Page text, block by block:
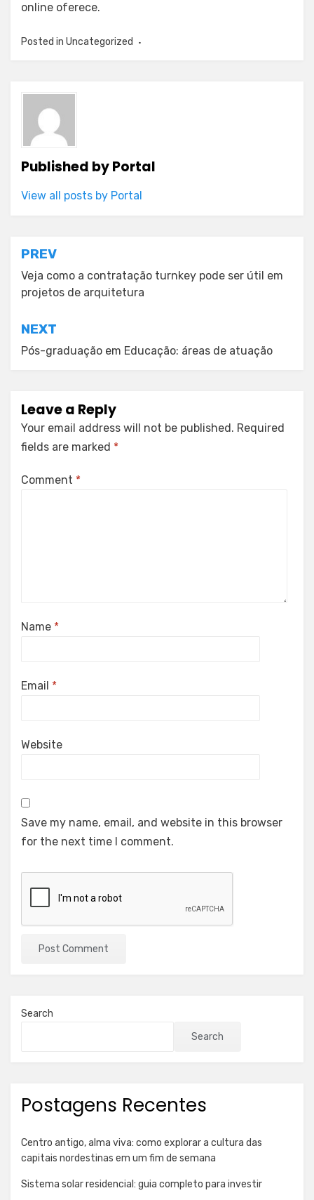
online oferece.
Posted in Uncategorized
Published byPortal
View all posts by Portal
Post
navigation
PREV
Veja como a contratação turnkey pode ser útil em
projetos de arquitetura
NEXT
Pós-graduação em Educação: áreas de atuação
Leave a Reply
Your email address will not be published. Required
fields are marked *
Comment *
Name *
Email *
Website
Save my name, email, and website in this browser
for the next time I comment.
Search
Search
Postagens Recentes
Centro antigo, alma viva: como explorar a cultura das
capitais nordestinas em um fim de semana
Sistema solar residencial: guia completo para investir